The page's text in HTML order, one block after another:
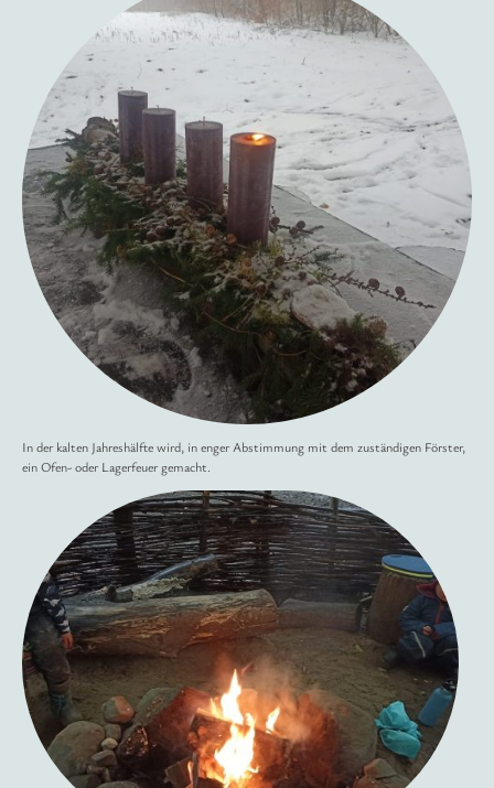
In der kalten Jahreshälfte wird, in enger Abstimmung mit dem zuständigen Förster,
ein Ofen- oder Lagerfeuer gemacht.